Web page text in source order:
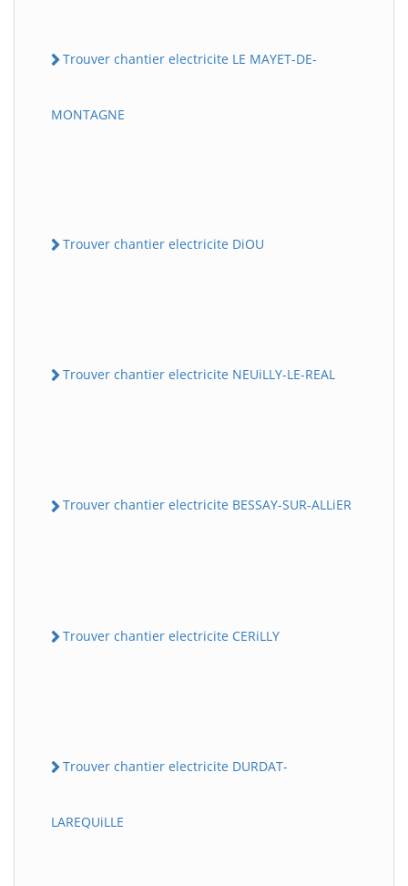
Trouver chantier electricite LE MAYET-DE-
MONTAGNE
Trouver chantier electricite DiOU
Trouver chantier electricite NEUiLLY-LE-REAL
Trouver chantier electricite BESSAY-SUR-ALLiER
Trouver chantier electricite CERiLLY
Trouver chantier electricite DURDAT-
LAREQUiLLE